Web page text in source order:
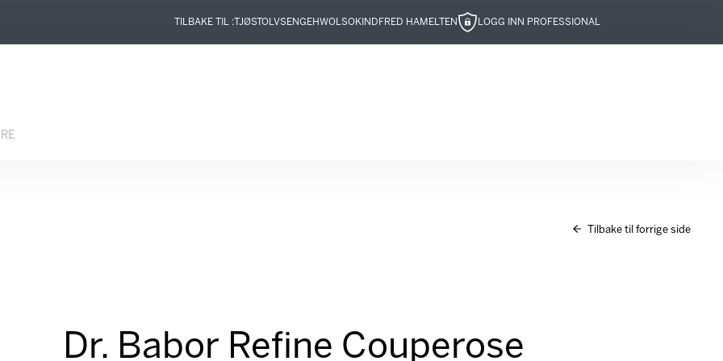
TILBAKE TIL : TJØSTOLVSENGEHWOL SOKIND FRED HAMELTEN LOGG INN PROFESSIONAL
Tilbake til forrige side
Dr. Babor Refine Couperose